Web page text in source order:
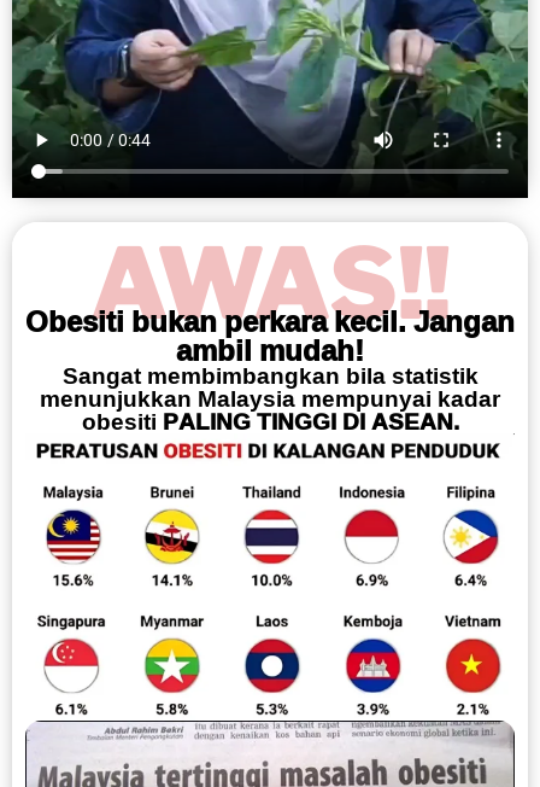
AWAS!!
Obesiti bukan perkara kecil. Jangan
ambil mudah!
Sangat membimbangkan bila statistik
menunjukkan Malaysia mempunyai kadar
obesitiPALING TINGGI DI ASEAN.